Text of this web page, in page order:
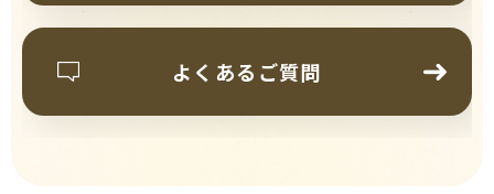
よくあるご質問